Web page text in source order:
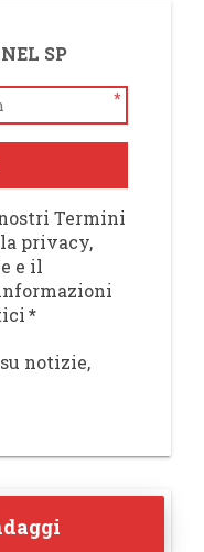
SP
*
Termini
privacy,
e il
*
notizie,